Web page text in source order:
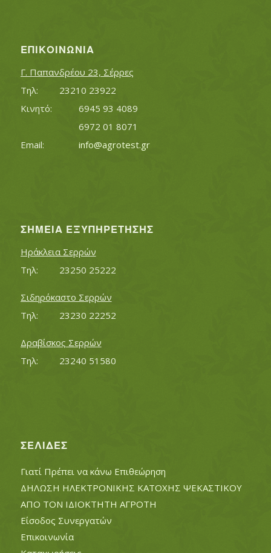
ΕΠΙΚΟΙΝΩΝΊΑ
Γ. Παπανδρέου 23, Σέρρες
Τηλ:		23210 23922
Κινητό:		6945 93 4089
			6972 01 8071
info@agrotest.gr
ΣΗΜΕΊΑ ΕΞΥΠΗΡΈΤΗΣΗΣ
Ηράκλεια Σερρών
Τηλ:		23250 25222
Σιδηρόκαστο Σερρών
Τηλ:		23230 22252
Δραβίσκος Σερρών
Τηλ:		23240 51580
ΣΕΛΊΔΕΣ
Γιατί Πρέπει να κάνω Επιθεώρηση
ΔΗΛΩΣΗ ΗΛΕΚΤΡΟΝΙΚΗΣ ΚΑΤΟΧΗΣ ΨΕΚΑΣΤΙΚΟΥ
ΑΠΟ ΤΟΝ ΙΔΙΟΚΤΗΤΗ ΑΓΡΟΤΗ
Είσοδος Συνεργατών
Επικοινωνία